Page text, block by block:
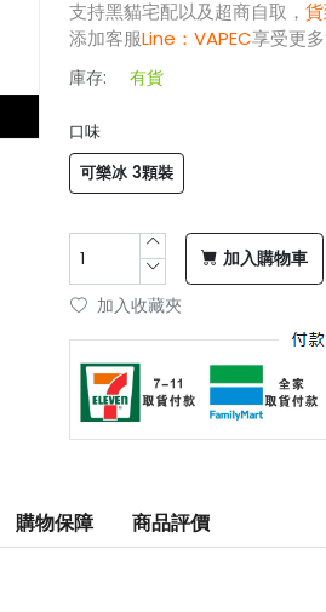
支持黑貓宅配以及超商自取，
添加客服Line： VAPEC享受更
庫存: 有貨
口味
可樂冰 3顆裝
加入購物車
加入收藏夾
購物保障 商品評價